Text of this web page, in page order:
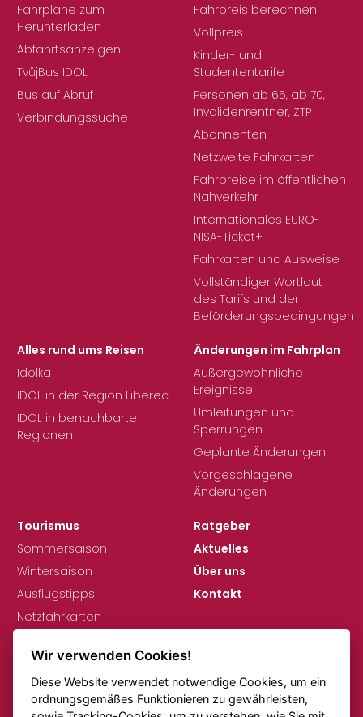
Fahrpläne zum
Herunterladen
Abfahrtsanzeigen
TvůjBus IDOL
Bus auf Abruf
Verbindungssuche
Fahrpreis berechnen
Vollpreis
Kinder- und
Studententarife
Personen ab 65, ab 70,
Invalidenrentner, ZTP
Abonnenten
Netzweite Fahrkarten
Fahrpreise im öffentlichen
Nahverkehr
Internationales EURO-
NISA-Ticket+
Fahrkarten und Ausweise
Vollständiger Wortlaut
des Tarifs und der
Beförderungsbedingungen
Alles rund ums Reisen
Idolka
IDOL in der Region Liberec
IDOL in benachbarte
Regionen
Änderungen im Fahrplan
Außergewöhnliche
Ereignisse
Umleitungen und
Sperrungen
Geplante Änderungen
Vorgeschlagene
Änderungen
Tourismus
Sommersaison
Wintersaison
Ausflugstipps
Netzfahrkarten
Ratgeber
Aktuelles
Über uns
Kontakt
Wir verwenden Cookies!
Diese Website verwendet notwendige Cookies, um ein
ordnungsgemäßes Funktionieren zu gewährleisten,